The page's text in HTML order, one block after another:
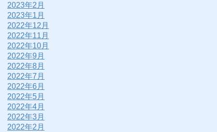
2023年2月
2023年1月
2022年12月
2022年11月
2022年10月
2022年9月
2022年8月
2022年7月
2022年6月
2022年5月
2022年4月
2022年3月
2022年2月